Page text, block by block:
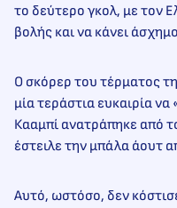
το δεύτερο γκολ, με τον
βολής και να κάνει
Ο σκόρερ του τέρματος
μία τεράστια ευκαιρία να
Κααμπί ανατράπηκε από
έστειλε την μπάλα άουτ
Αυτό, ωστόσο, δεν